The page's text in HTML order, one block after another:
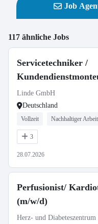
Job
117 ähnliche Jobs
Servicetechniker /
Linde GmbH
Deutschland
Vollzeit Nachhaltiger
3
28.07.2026
Perfusionist/
(m/w/d)
Herz- und Diabeteszentrum